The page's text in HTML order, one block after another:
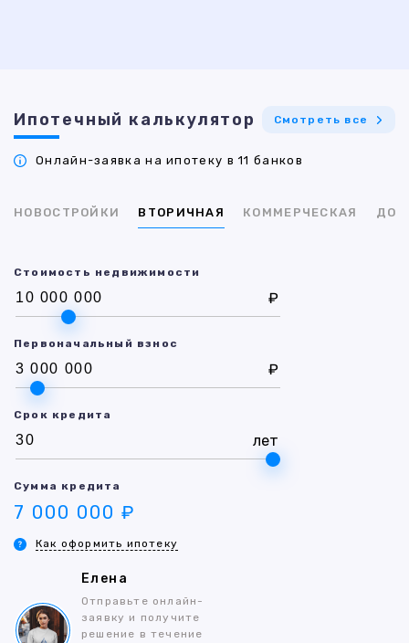
Ипотечный калькулятор Смотреть все
Онлайн-заявка на ипотеку в 11 банков
НОВОСТРОЙКИ ВТОРИЧНАЯ КОММЕРЧЕСКАЯ ДОМ
Стоимость недвижимости
₽
Первоначальный взнос
₽
Срок кредита
лет
Сумма кредита
7 000 000 ₽
Как оформить ипотеку
Елена
Отправьте онлайн-
заявку и получите
решение в течение